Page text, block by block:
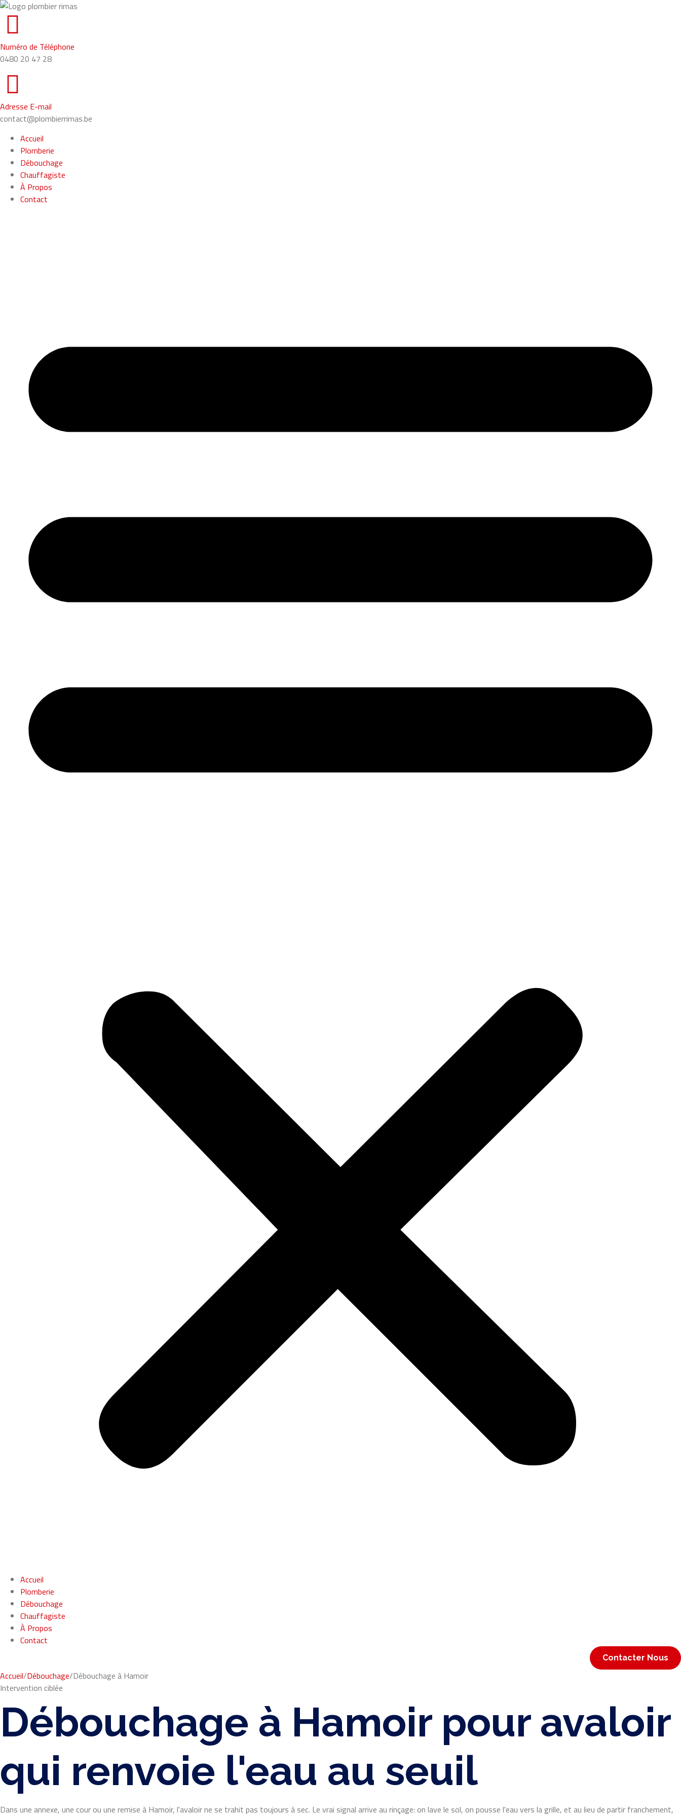
Numéro de Téléphone
0480 20 47 28
Adresse E-mail
contact@plombierrimas.be
Accueil
Plomberie
Débouchage
Chauffagiste
À Propos
Contact
Accueil
Plomberie
Débouchage
Chauffagiste
À Propos
Contact
Contacter Nous
Accueil/Débouchage/Débouchage à Hamoir
Intervention ciblée
Débouchage à Hamoir pour avaloir
qui renvoie l'eau au seuil
Dans une annexe, une cour ou une remise à Hamoir, l'avaloir ne se trahit pas toujours à sec. Le vrai signal arrive au rinçage: on lave le sol, on pousse l'eau vers la grille, et au lieu de partir franchement,